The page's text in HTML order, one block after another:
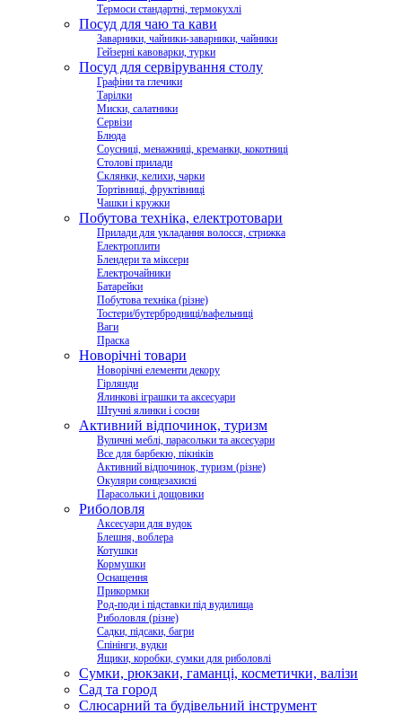
Термоси стандартні, термокухлі
Посуд для чаю та кави
Заварники, чайники-заварники, чайники
Гейзерні кавоварки, турки
Посуд для сервірування столу
Графіни та глечики
Тарілки
Миски, салатники
Сервізи
Блюда
Соусниці, менажниці, креманки, кокотниці
Столові прилади
Склянки, келихи, чарки
Тортівниці, фруктівниці
Чашки і кружки
Побутова техніка, електротовари
Прилади для укладання волосся, стрижка
Електроплити
Блендери та міксери
Електрочайники
Батарейки
Побутова техніка (різне)
Тостери/бутербродниці/вафельниці
Ваги
Праска
Новорічні товари
Новорічні елементи декору
Гірлянди
Ялинкові іграшки та аксесуари
Штучні ялинки і сосни
Активний відпочинок, туризм
Вуличні меблі, парасольки та аксесуари
Все для барбекю, пікніків
Активний відпочинок, туризм (різне)
Окуляри сонцезахисні
Парасольки і дощовики
Риболовля
Аксесуари для вудок
Блешня, воблера
Котушки
Кормушки
Оснащення
Прикормки
Род-поди і підставки під вудилища
Риболовля (різне)
Садки, підсаки, багри
Спінінги, вудки
Ящики, коробки, сумки для риболовлі
Сумки, рюкзаки, гаманці, косметички, валізи
Сад та город
Слюсарний та будівельний інструмент